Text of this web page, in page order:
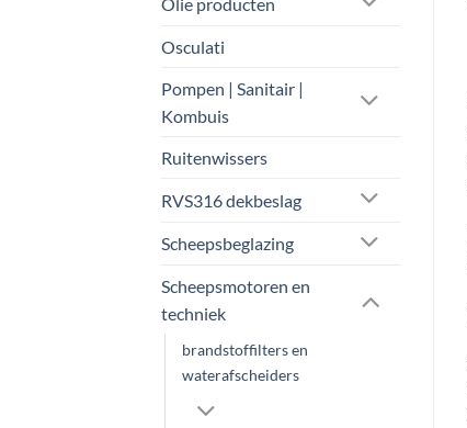
Osculati
Pompen | Sanitair |
Kombuis
Ruitenwissers
RVS316 dekbeslag
Scheepsbeglazing
Scheepsmotoren en
techniek
brandstoffilters en
waterafscheiders